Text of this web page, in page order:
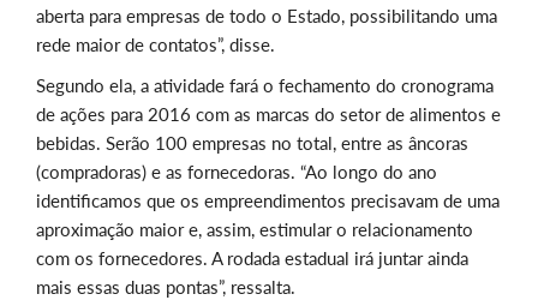
aberta para empresas de todo o Estado, possibilitando uma
rede maior de contatos”, disse.
Segundo ela, a atividade fará o fechamento do cronograma
de ações para 2016 com as marcas do setor de alimentos e
bebidas. Serão 100 empresas no total, entre as âncoras
(compradoras) e as fornecedoras. “Ao longo do ano
identificamos que os empreendimentos precisavam de uma
aproximação maior e, assim, estimular o relacionamento
com os fornecedores. A rodada estadual irá juntar ainda
mais essas duas pontas”, ressalta.